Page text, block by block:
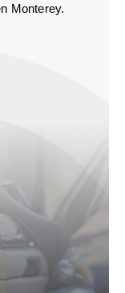
Monterey.